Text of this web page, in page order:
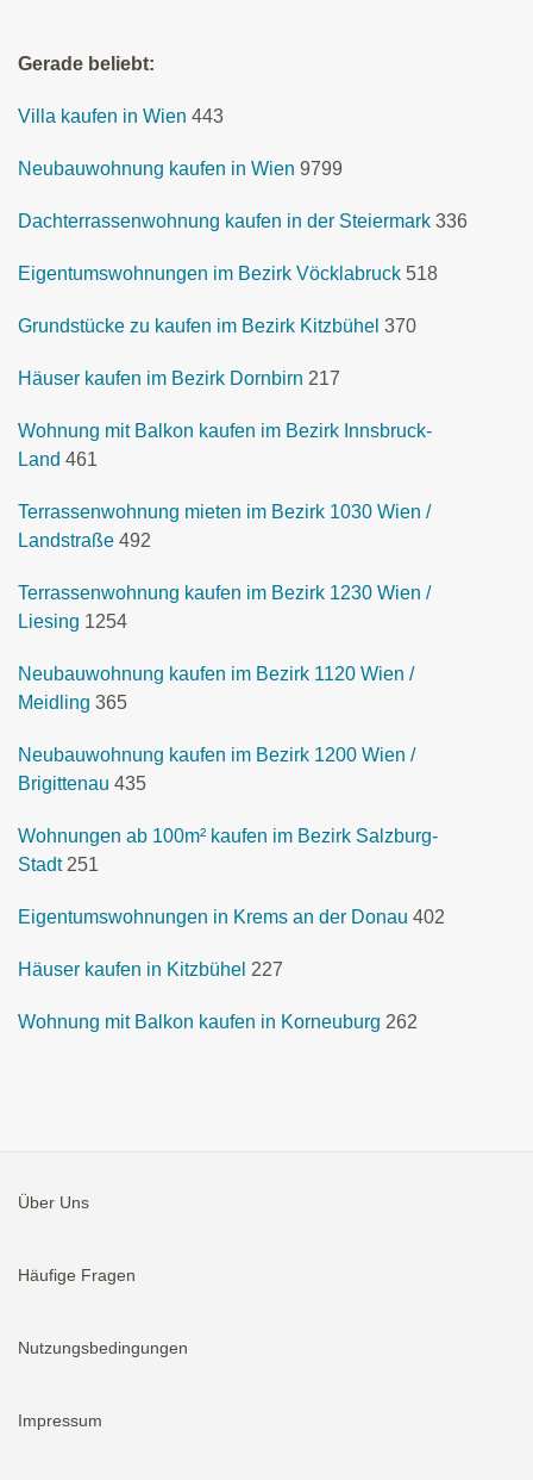
Gerade beliebt:
Villa kaufen in Wien 443
Neubauwohnung kaufen in Wien 9799
Dachterrassenwohnung kaufen in der Steiermark 336
Eigentumswohnungen im Bezirk Vöcklabruck 518
Grundstücke zu kaufen im Bezirk Kitzbühel 370
Häuser kaufen im Bezirk Dornbirn 217
Wohnung mit Balkon kaufen im Bezirk Innsbruck-
Land 461
Terrassenwohnung mieten im Bezirk 1030 Wien /
Landstraße 492
Terrassenwohnung kaufen im Bezirk 1230 Wien /
Liesing 1254
Neubauwohnung kaufen im Bezirk 1120 Wien /
Meidling 365
Neubauwohnung kaufen im Bezirk 1200 Wien /
Brigittenau 435
Wohnungen ab 100m² kaufen im Bezirk Salzburg-
Stadt 251
Eigentumswohnungen in Krems an der Donau 402
Häuser kaufen in Kitzbühel 227
Wohnung mit Balkon kaufen in Korneuburg 262
Über Uns
Häufige Fragen
Nutzungsbedingungen
Impressum